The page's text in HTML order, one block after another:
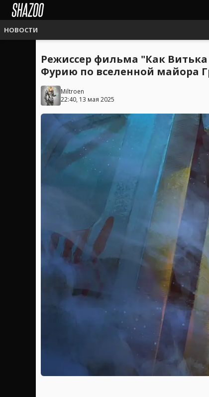
НОВОСТИ
Режиссер фильма "Как
Фурию по вселенной майора
Miltroen
22:40, 13 мая 2025